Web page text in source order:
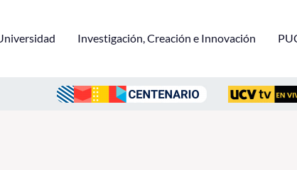
Investigación, Creación e Innovación